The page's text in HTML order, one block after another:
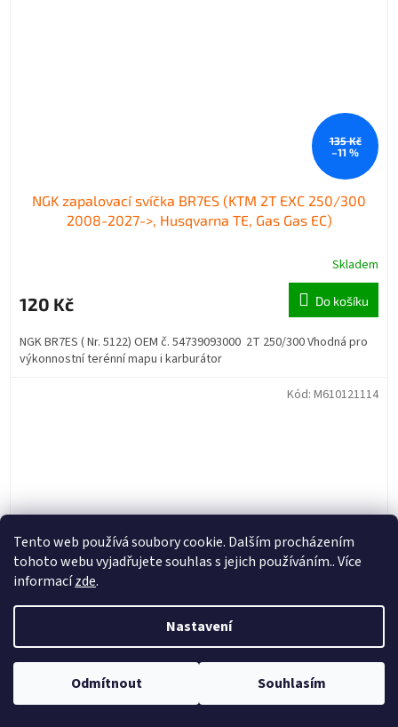
Tento web používá soubory cookie. Dalším procházením
tohoto webu vyjadřujete souhlas s jejich používáním.. Více
informacízde.
Nastavení
Odmítnout Souhlasím
135 Kč
–11 %
NGK zapalovací svíčka BR7ES (KTM 2T EXC 250/300
2008-2027->, Husqvarna TE, Gas Gas EC)
produktu
5,0
z
5
Skladem
120 Kč Do košíku
NGK BR7ES ( Nr. 5122) OEM č. 54739093000 2T 250/300 Vhodná pro
výkonnostní terénní mapu i karburátor
Moto-Master Přední kolečko odlehčené – KTM,
Kód: M610121114